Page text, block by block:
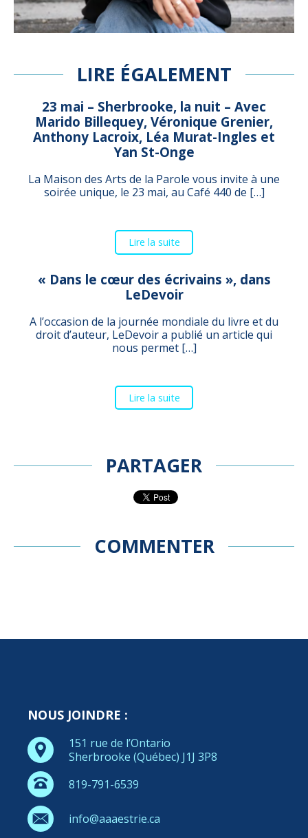
LIRE ÉGALEMENT
23 mai – Sherbrooke, la nuit – Avec
Marido Billequey, Véronique Grenier,
Anthony Lacroix, Léa Murat-Ingles et
Yan St-Onge
La Maison des Arts de la Parole vous invite à une
soirée unique, le 23 mai, au Café 440 de […]
Lire la suite
« Dans le cœur des écrivains », dans
LeDevoir
A l’occasion de la journée mondiale du livre et du
droit d’auteur, LeDevoir a publié un article qui
nous permet […]
Lire la suite
PARTAGER
COMMENTER
NOUS JOINDRE :
151 rue de l’Ontario
Sherbrooke (Québec) J1J 3P8
819-791-6539
info@aaaestrie.ca